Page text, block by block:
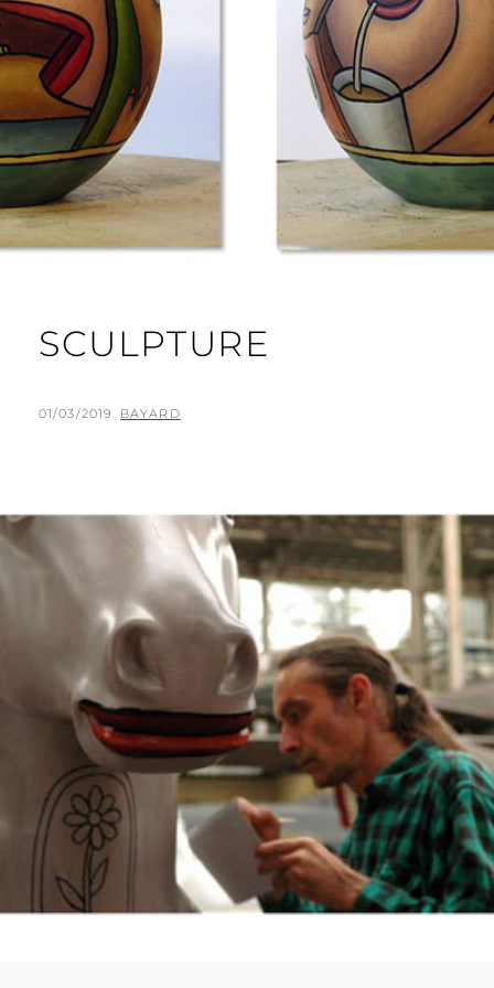
SCULPTURE
POSTED
01/03/2019 BY
BAYARD